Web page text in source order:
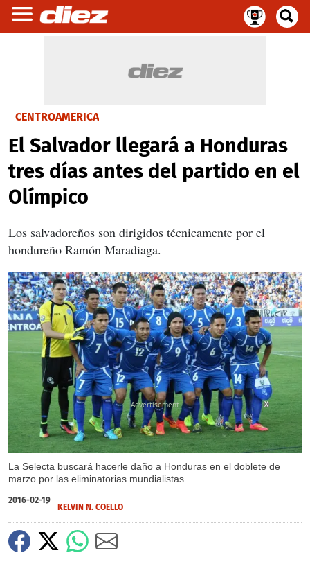
CENTROAMÉRICA
El Salvador llegará a Honduras
tres días antes del partido en el
Olímpico
Los salvadoreños son dirigidos técnicamente por el
hondureño Ramón Maradiaga.
La Selecta buscará hacerle daño a Honduras en el doblete de
marzo por las eliminatorias mundialistas.
X
2016-02-19
KELVIN N. COELLO